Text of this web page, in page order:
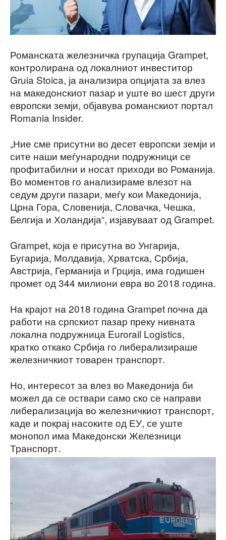
Романската железничка групација Grampet,
контролирана од локалниот инвеститор
Gruia Stoica, ја анализира опцијата за влез
на македонскиот пазар и уште во шест други
европски земји, објавува романскиот портал
Romania Insider.
„Ние сме присутни во десет европски земји и
сите наши меѓународни подружници се
профитабилни и носат приходи во Романија.
Во моментов го анализираме влезот на
седум други пазари, меѓу кои Македонија,
Црна Гора, Словенија, Словачка, Чешка,
Белгија и Холандија“, изјавуваат од Grampet.
Grampet, која е присутна во Унгарија,
Бугарија, Молдавија, Хрватска, Србија,
Австрија, Германија и Грција, има годишен
промет од 344 милиони евра во 2018 година.
На крајот на 2018 година Grampet почна да
работи на српскиот пазар преку нивната
локална подружница Eurorail Logistics,
кратко откако Србија го либерализираше
железничкиот товарен транспорт.
Но, интересот за влез во Македонија би
можел да се оствари само ско се направи
либерализација во железничкиот транспорт,
каде и покрај насоките од ЕУ, се уште
монопол има Македонски Железници
Транспорт.